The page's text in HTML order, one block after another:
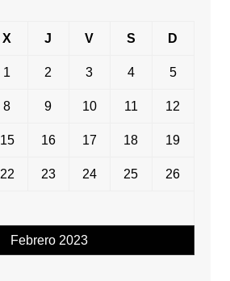
Febrero 2023
X J V S D
1 2 3 4 5
8 9 10 11 12
15 16 17 18 19
22 23 24 25 26